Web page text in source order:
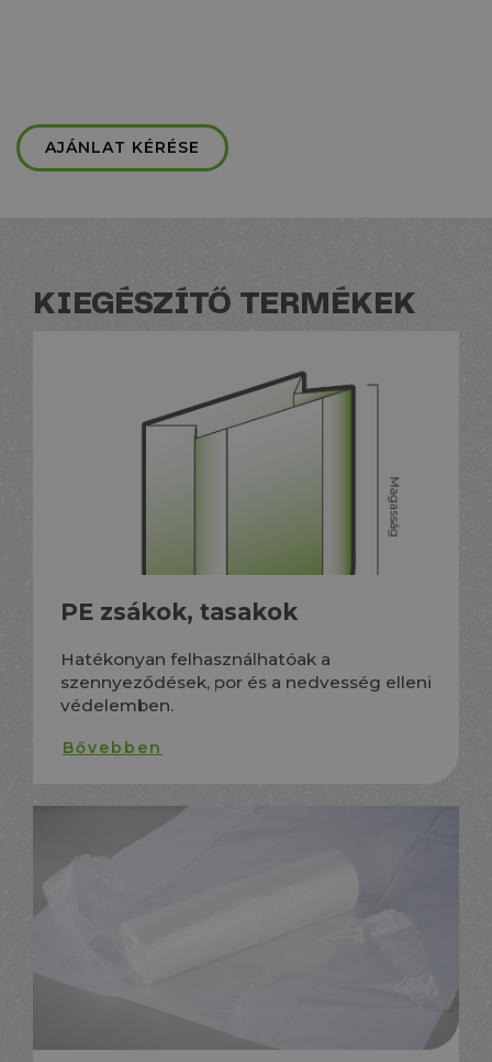
AJÁNLAT KÉRÉSE
KIEGÉSZÍTŐ TERMÉKEK
PE zsákok, tasakok
Hatékonyan felhasználhatóak a
szennyeződések, por és a nedvesség elleni
védelemben.
Bővebben